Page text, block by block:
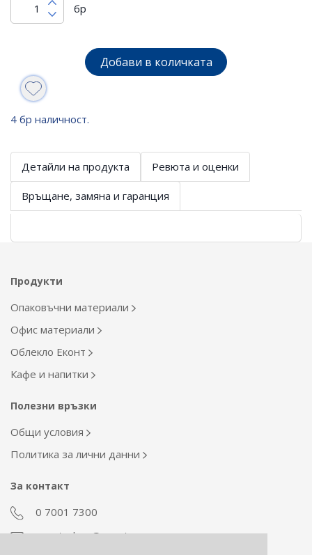
бр
Добави в количката
4 бр наличност.
Детайли на продукта Ревюта и оценки
Връщане, замяна и гаранция
Продукти
Опаковъчни материали
Офис материали
Облекло Еконт
Кафе и напитки
Полезни връзки
Общи условия
Политика за лични данни
За контакт
0 7001 7300
econt_shop@econt.com